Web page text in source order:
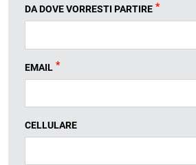
DA DOVE VORRESTI PARTIRE *
EMAIL *
CELLULARE